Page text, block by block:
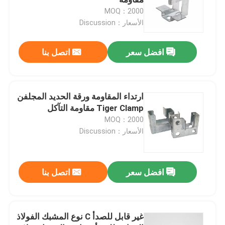
علبة الكابلات المعدنية
ملحقات علبة الكابلات
صندوق تقاطع كهربائي معدني
أنبوب الربيع كليب
واقي أنبوب بلاستيكي
مشبك أنابيب مجلفن
MOQ：2000
الأسعار：Discussion
افضل سعر اتصل بنا
ارتداء المقاومة ورقة الحديد المجلفن
Tiger Clamp مقاومة التآكل
MOQ：2000
الأسعار：Discussion
افضل سعر اتصل بنا
غير قابل للصدأ C نوع المشبك الفولاذ